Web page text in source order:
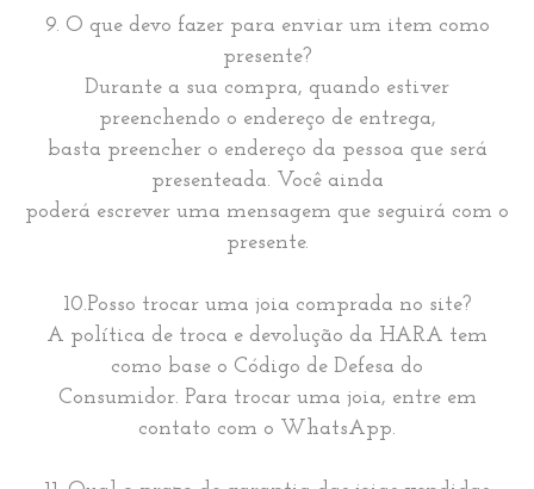
9. O que devo fazer para enviar um item como
presente?
Durante a sua compra, quando estiver
preenchendo o endereço de entrega,
basta preencher o endereço da pessoa que será
presenteada. Você ainda
poderá escrever uma mensagem que seguirá com o
presente.
10.Posso trocar uma joia comprada no site?
A política de troca e devolução da HARA tem
como base o Código de Defesa do
Consumidor. Para trocar uma joia, entre em
contato com o WhatsApp.